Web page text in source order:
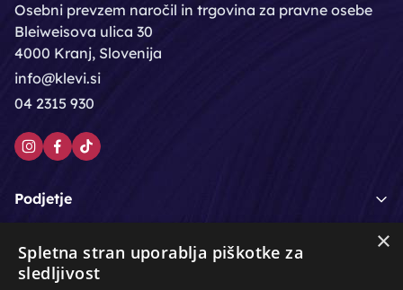
Osebni prevzem naročil in trgovina za pravne osebe
Bleiweisova ulica 30
4000 Kranj, Slovenija
info@klevi.si
04 2315 930
Podjetje
Moj račun ×
Spletna stran uporablja piškotke za
sledljivost